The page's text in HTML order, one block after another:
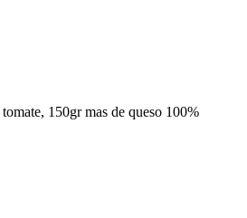
150gr mas de queso 100%